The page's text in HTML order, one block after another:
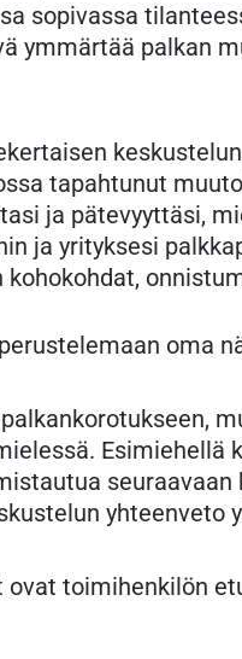
sopivassa
ymmärtää palkan
tapahtunut
ja pätevyyttäsi,
ja yrityksesi
kohokohdat,
oma
toimihenkilön